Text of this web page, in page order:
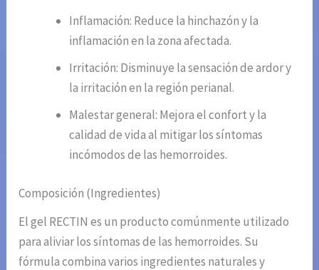
Inflamación: Reduce la hinchazón y la
inflamación en la zona afectada.
Irritación: Disminuye la sensación de ardor y
la irritación en la región perianal.
Malestar general: Mejora el confort y la
calidad de vida al mitigar los síntomas
incómodos de las hemorroides.
Composición (Ingredientes)
El gel RECTIN es un producto comúnmente utilizado
para aliviar los síntomas de las hemorroides. Su
fórmula combina varios ingredientes naturales y